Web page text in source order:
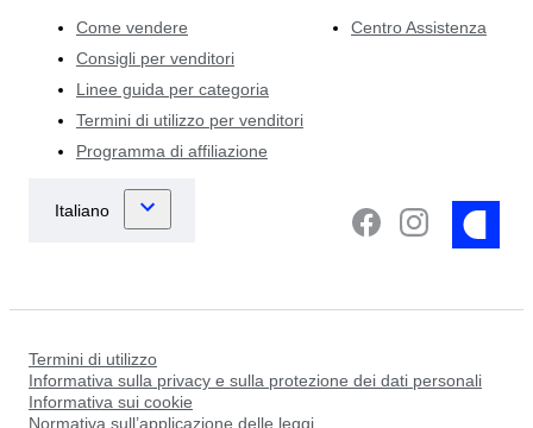
Come vendere
Consigli per venditori
Linee guida per categoria
Termini di utilizzo per venditori
Programma di affiliazione
Centro Assistenza
Termini di utilizzo
Informativa sulla privacy e sulla protezione dei dati personali
Informativa sui cookie
Normativa sull’applicazione delle leggi